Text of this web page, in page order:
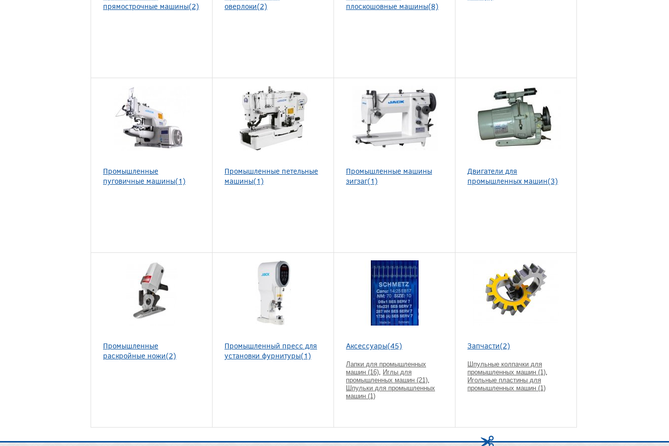
прямострочные машины(2)
оверлоки(2)
плоскошовные машины(8)
Промышленные
пуговичные машины(1)
Промышленные петельные
машины(1)
Промышленные машины
зигзаг(1)
Двигатели для
промышленных машин(3)
Промышленные
раскройные ножи(2)
Промышленный пресс для
установки фурнитуры(1)
Аксессуары(45)
Лапки для промышленных
машин (16), Иглы для
промышленных машин (21),
Шпульки для промышленных
машин (1)
Запчасти(2)
Шпульные колпачки для
промышленных машин (1),
Игольные пластины для
промышленных машин (1)